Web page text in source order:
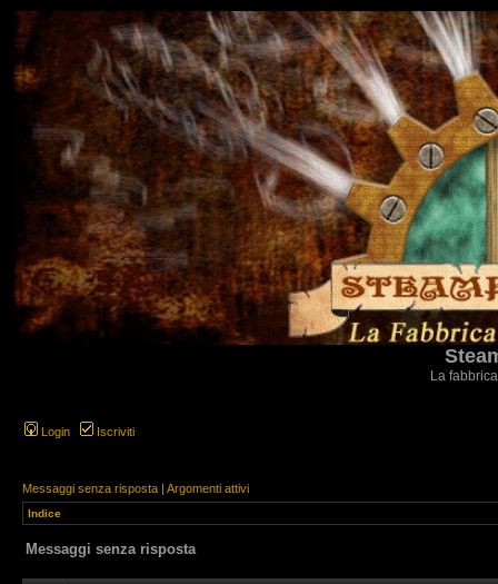
La
Login Iscriviti
Messaggi senza risposta | Argomenti attivi
Indice
Messaggi senza risposta